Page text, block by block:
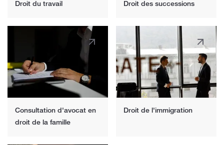
Droit du travail Droit des successions
Consultation d'avocat en
droit de la famille
Droit de l'immigration